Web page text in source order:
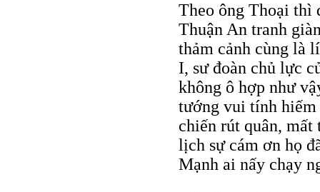
Theo ông Thoại thì
Thuận An tranh
thảm cảnh cùng là
I, sư đoàn chủ lực
không ô hợp như
tướng vui tính
chiến rút quân,
lịch sự cám ơn họ
Mạnh ai nấy chạy